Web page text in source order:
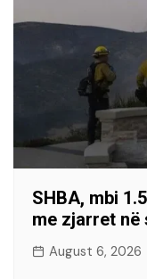
SHBA, mbi
me zjarret në
August 6, 2026